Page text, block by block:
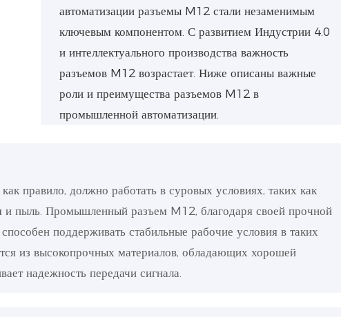
автоматизации разъемы M12 стали незаменимым
ключевым компонентом. С развитием Индустрии 4.0
и интеллектуального производства важность
разъемов M12 возрастает. Ниже описаны важные
роли и преимущества разъемов M12 в
промышленной автоматизации.
правило, должно работать в суровых условиях, таких как
и пыль. Промышленный разъем M12, благодаря своей прочной
поддерживать стабильные рабочие условия в таких
из высокопрочных материалов, обладающих хорошей
надежность передачи сигнала.